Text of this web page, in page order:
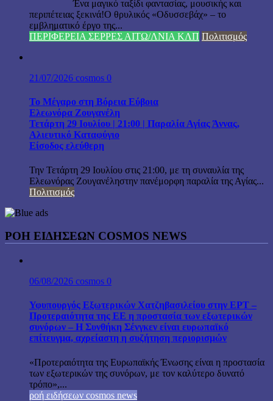
Ένα μαγικό ταξίδι φαντασίας, μουσικής και
περιπέτειας ξεκινά!Ο θρυλικός «Οδυσσεβάχ» – το
εμβληματικό έργο της...
ΠΕΡΙΦΕΡΕΙΑ ΣΕΡΡΕΣ ΑΙΤΩ/ΛΝΙΑ ΚΛΠ Πολιτισμός
21/07/2026 cosmos 0
Το Μέγαρο στη Βόρεια Εύβοια
Ελεωνόρα Ζουγανέλη
Τετάρτη 29 Ιουλίου | 21:00 | Παραλία Αγίας Άννας,
Αλιευτικό Καταφύγιο
Είσοδος ελεύθερη
Την Τετάρτη 29 Ιουλίου στις 21:00, με τη συναυλία της
Ελεωνόρας Ζουγανέληστην πανέμορφη παραλία της Αγίας...
Πολιτισμός
ΡΟΗ ΕΙΔΗΣΕΩΝ COSMOS NEWS
06/08/2026 cosmos 0
Υφυπουργός Εξωτερικών Χατζηβασιλείου στην ΕΡΤ –
Προτεραιότητα της ΕΕ η προστασία των εξωτερικών
συνόρων – Η Συνθήκη Σένγκεν είναι ευρωπαϊκό
επίτευγμα, αχρείαστη η συζήτηση περιορισμών
«Προτεραιότητα της Ευρωπαϊκής Ένωσης είναι η προστασία
των εξωτερικών της συνόρων, με τον καλύτερο δυνατό
τρόπο»,...
ροή ειδήσεων cosmos news